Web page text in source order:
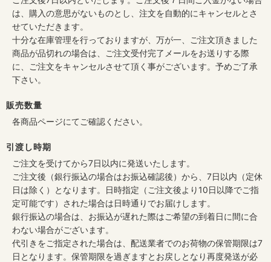
は、購入の意思がないものとし、注文を自動的にキャンセルとさ
せていただきます。
十分な在庫管理を行っておりますが、万が一、ご注文頂きました
商品が品切れの場合は、ご注文受付完了メールをお送りする際
に、ご注文をキャンセルさせて頂く事がございます。予めご了承
下さい。
販売数量
各商品ページにてご確認ください。
引渡し時期
ご注文を受けてから7日以内に発送いたします。
ご注文後（銀行振込の場合はお振込確認後）から、7日以内（定休
日は除く）となります。日時指定（ご注文後より10日以降でご指
定可能です）された場合は日時通りでお届けします。
銀行振込の場合は、お振込が遅れた際はご希望の到着日に間に合
わない場合がございます。
代引きをご指定された場合は、配送業者でのお荷物の保管期限は7
日となります。保管期限を過ぎますとお戻しとなり再度発送が必